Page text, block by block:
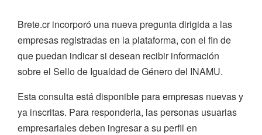
Brete.cr incorporó una nueva pregunta dirigida a las
empresas registradas en la plataforma, con el fin de
que puedan indicar si desean recibir información
sobre el Sello de Igualdad de Género del INAMU.
Esta consulta está disponible para empresas nuevas y
ya inscritas. Para responderla, las personas usuarias
empresariales deben ingresar a su perfil en